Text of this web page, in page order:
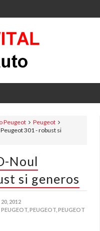
Peugeot
Peugeot
301 - robust si
Noul
si generos
2012
PEUGEOT, PEUGEOT